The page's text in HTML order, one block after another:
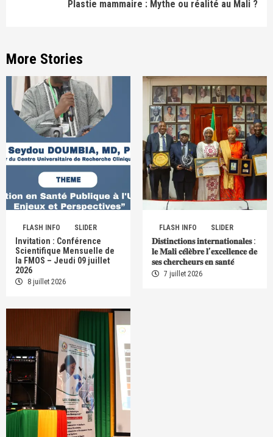
Plastie mammaire : Mythe ou réalité au Mali ?
More Stories
FLASH INFO SLIDER
Invitation : Conférence
Scientifique Mensuelle de
la FMOS – Jeudi 09 juillet
2026
8 juillet 2026
FLASH INFO SLIDER
𝐃𝐢𝐬𝐭𝐢𝐧𝐜𝐭𝐢𝐨𝐧𝐬 𝐢𝐧𝐭𝐞𝐫𝐧𝐚𝐭𝐢𝐨𝐧𝐚𝐥𝐞𝐬 :
𝐥𝐞 𝐌𝐚𝐥𝐢 𝐜𝐞́𝐥𝐞̀𝐛𝐫𝐞 𝐥’𝐞𝐱𝐜𝐞𝐥𝐥𝐞𝐧𝐜𝐞 𝐝𝐞
𝐬𝐞𝐬 𝐜𝐡𝐞𝐫𝐜𝐡𝐞𝐮𝐫𝐬 𝐞𝐧 𝐬𝐚𝐧𝐭𝐞́
7 juillet 2026